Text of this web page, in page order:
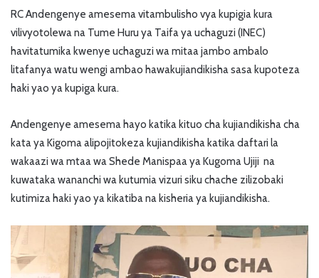
RC Andengenye amesema vitambulisho vya kupigia kura
vilivyotolewa na Tume Huru ya Taifa ya uchaguzi (INEC)
havitatumika kwenye uchaguzi wa mitaa jambo ambalo
litafanya watu wengi ambao hawakujiandikisha sasa kupoteza
haki yao ya kupiga kura.
Andengenye amesema hayo katika kituo cha kujiandikisha cha
kata ya Kigoma alipojitokeza kujiandikisha katika daftari la
wakaazi wa mtaa wa Shede Manispaa ya Kugoma Ujiji na
kuwataka wananchi wa kutumia vizuri siku chache zilizobaki
kutimiza haki yao ya kikatiba na kisheria ya kujiandikisha.